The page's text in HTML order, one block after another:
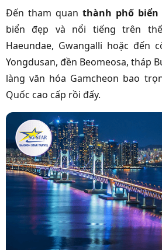
Đến tham quan thành phố biển
biển đẹp và nổi tiếng trên
Haeundae, Gwangalli hoặc đến
Yongdusan, đền Beomeosa, tháp
làng văn hóa Gamcheon bao
Quốc cao cấp rồi đấy.